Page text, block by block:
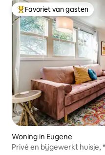
Topfavoriet van gasten
Favoriet van gasten
Woning in Eugene
Privé en bijgewerkt huisje,